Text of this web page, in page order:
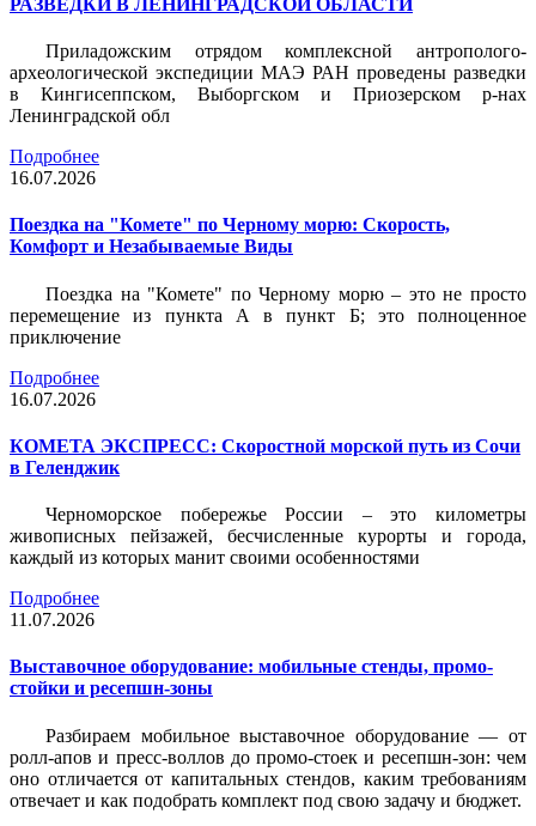
Приладожским отрядом комплексной антрополого-
археологической экспедиции МАЭ РАН проведены разведки
в Кингисеппском, Выборгском и Приозерском р-нах
Ленинградской обл
Подробнее
16.07.2026
Поездка на "Комете" по Черному морю: Скорость,
Комфорт и Незабываемые Виды
Поездка на "Комете" по Черному морю – это не просто
перемещение из пункта А в пункт Б; это полноценное
приключение
Подробнее
16.07.2026
КОМЕТА ЭКСПРЕСС: Скоростной морской путь из Сочи
в Геленджик
Черноморское побережье России – это километры
живописных пейзажей, бесчисленные курорты и города,
каждый из которых манит своими особенностями
Подробнее
11.07.2026
Выставочное оборудование: мобильные стенды, промо-
стойки и ресепшн-зоны
Разбираем мобильное выставочное оборудование — от
ролл-апов и пресс-воллов до промо-стоек и ресепшн-зон: чем
оно отличается от капитальных стендов, каким требованиям
отвечает и как подобрать комплект под свою задачу и бюджет.